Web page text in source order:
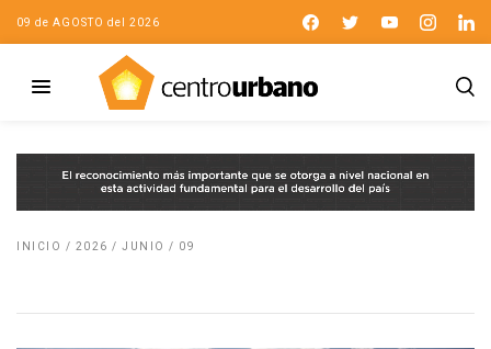
09 de AGOSTO del 2026
INICIO / 2026 / JUNIO / 09